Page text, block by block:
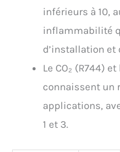
inférieurs à 10,
inflammabilité
d’installation et
Le CO₂ (R744)
connaissent un
applications,
1 et 3.